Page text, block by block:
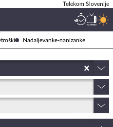
Telekom Slovenije
Nadaljevanke-nanizanke